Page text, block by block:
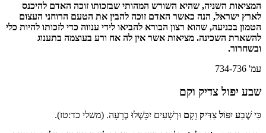
המציאות השניה, שהיא השורש המהותי שבזכותו זוכה האדם להיכנס
לארץ ישראל, הנה כאשר האדם זוכה להבין את הטעם הרוחני העצום
הטמון בכניעה, שהוא רצון הבורא להביאו לידי ענווה כדי לזכותו להיות כלי
להשארת השכינה. מציאות אשר אין לה אח ורע בעוצמה בתענוג
ובשחרור.
עמ' 734-736
שבע יפול צדיק וקם
כִּי שֶׁבַע יִפּוֹל צַדִּיק וָקָם וּרְשָׁעִים יִכָּשְׁלוּ בְרָעָה. (משלי כד:טז).